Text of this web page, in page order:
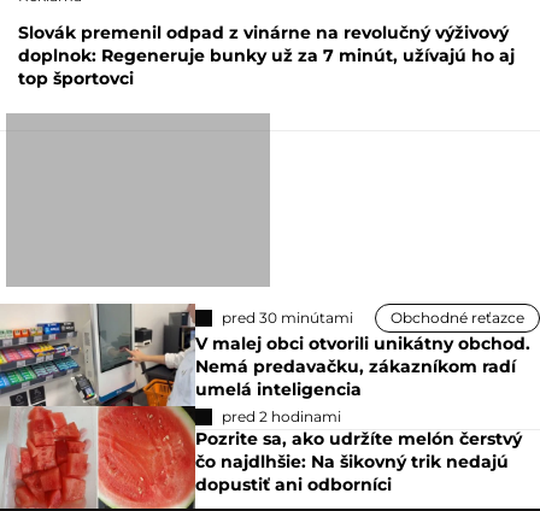
Slovák premenil odpad z vinárne na revolučný výživový
doplnok: Regeneruje bunky už za 7 minút, užívajú ho aj
top športovci
pred 30 minútami Obchodné reťazce
V malej obci otvorili unikátny obchod.
Nemá predavačku, zákazníkom radí
umelá inteligencia
pred 2 hodinami
Pozrite sa, ako udržíte melón čerstvý
čo najdlhšie: Na šikovný trik nedajú
dopustiť ani odborníci